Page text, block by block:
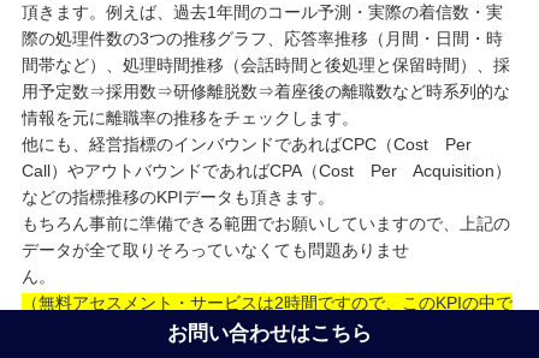
頂きます。例えば、過去1年間のコール予測・実際の着信数・実
際の処理件数の3つの推移グラフ、応答率推移（月間・日間・時
間帯など）、処理時間推移（会話時間と後処理と保留時間）、採
用予定数⇒採用数⇒研修離脱数⇒着座後の離職数など時系列的な
情報を元に離職率の推移をチェックします。
他にも、経営指標のインバウンドであればCPC（Cost Per
Call）やアウトバウンドであればCPA（Cost Per Acquisition）
などの指標推移のKPIデータも頂きます。
もちろん事前に準備できる範囲でお願いしていますので、上記の
データが全て取りそろっていなくても問題ありませ
ん
（無料アセスメント・サービスは2時間ですので、このKPIの中で
限定的にテーマを絞ってのアセスメントになります）
お問い合わせはこちら